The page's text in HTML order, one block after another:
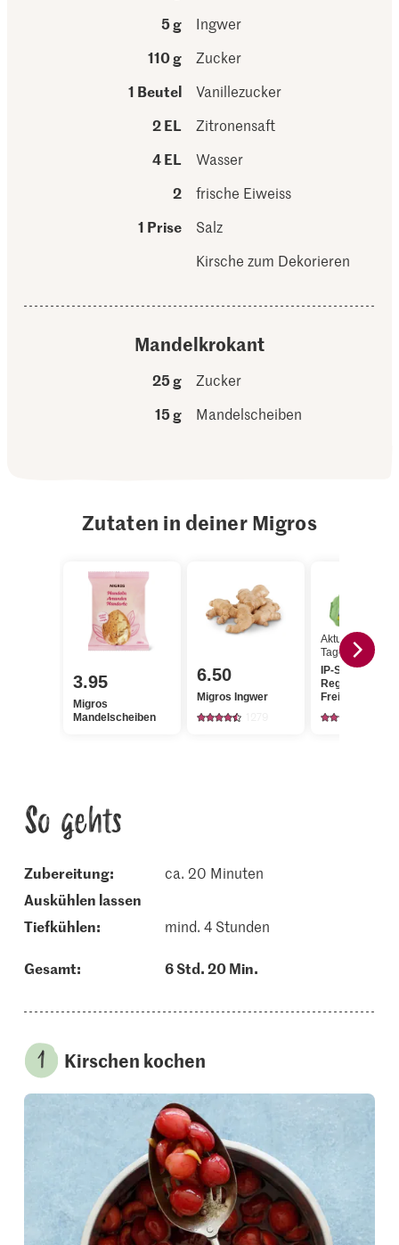
5 g
Ingwer
110 g
Zucker
1 Beutel
Vanillezucker
2 EL
Zitronensaft
4 EL
Wasser
2
frische Eiweiss
1 Prise
Salz
Kirsche zum Dekorieren
Mandelkrokant
25 g
Zucker
15 g
Mandelscheiben
Zutaten in deiner Migros
3.95
Migros
Mandelscheiben
6.50
Migros Ingwer
Aktueller
Tagespreis
IP-SUISSE
Region Eier
Freilandhaltung
So gehts
Zubereitung:
ca. 20 Minuten
auskühlen lassen
tiefkühlen:
mind. 4 Stunden
Gesamt: 6 Std. 20 Min.
Kirschen kochen